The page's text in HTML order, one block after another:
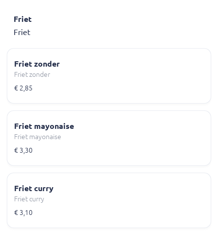
Friet
Friet
Friet zonder
Friet zonder
€ 2,85
Friet mayonaise
Friet mayonaise
€ 3,30
Friet curry
Friet curry
€ 3,10